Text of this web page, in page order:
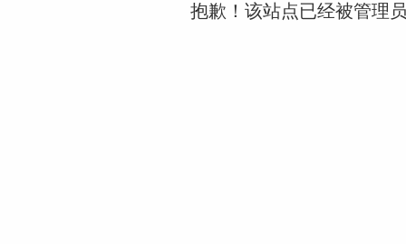
抱歉！该站点已经被管理